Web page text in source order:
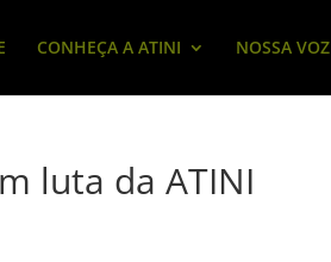
CONHEÇA A ATINI NOSSA VOZ
luta da ATINI